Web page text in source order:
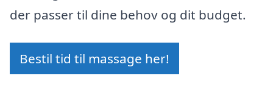
der passer til dine behov og dit budget.
Bestil tid til massage her!